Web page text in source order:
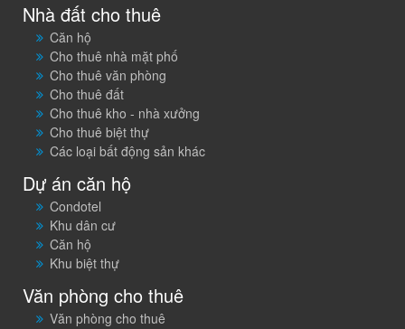
Nhà đất cho thuê
Căn hộ
Cho thuê nhà mặt phố
Cho thuê văn phòng
Cho thuê đất
Cho thuê kho - nhà xưởng
Cho thuê biệt thự
Các loại bất động sản khác
Dự án căn hộ
Condotel
Khu dân cư
Căn hộ
Khu biệt thự
Văn phòng cho thuê
Văn phòng cho thuê